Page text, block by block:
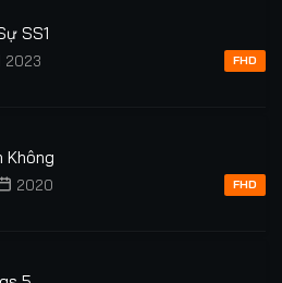
SS1
2023 FHD
Không
2020 FHD